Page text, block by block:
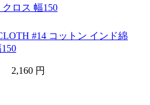
#14 コットン インド綿
2,160 円